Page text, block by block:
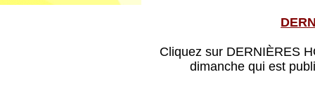
Cliquez sur DERNIÈRES
dimanche qui est